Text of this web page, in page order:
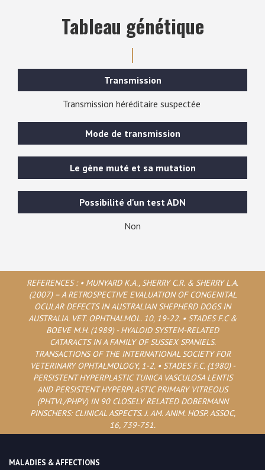
Tableau génétique
Transmission
Transmission héréditaire suspectée
Mode de transmission
Le gène muté et sa mutation
Possibilité d'un test ADN
Non
REFERENCES : • MUNYARD K.A., SHERRY C.R. & SHERRY L.A.
(2007) – A RETROSPECTIVE EVALUATION OF CONGENITAL
OCULAR DEFECTS IN AUSTRALIAN SHEPHERD DOGS IN
AUSTRALIA. VET. OPHTHALMOL. 10, 19-22. • STADES F.C &
BOEVE M.H. (1989) - HYALOID SYSTEM-RELATED
CATARACTS IN A FAMILY OF SUSSEX SPANIELS.
TRANSACTIONS OF THE INTERNATIONAL SOCIETY FOR
VETERINARY OPHTALMOLOGY, 1-2. • STADES F.C. (1980) -
PERSISTENT HYPERPLASTIC TUNICA VASCULOSA LENTIS
AND PERSISTENT HYPERPLASTIC PRIMARY VITREOUS
(PHTVL/PHPV) IN 90 CLOSELY RELATED DOBERMANN
PINSCHERS: CLINICAL ASPECTS. J. AM. ANIM. HOSP. ASSOC,
16, 739-751.
MALADIES & AFFECTIONS